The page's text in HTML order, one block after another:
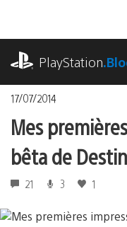
contenu
PlayStation
17/07/2014
Mes
bêta de
21 3 1